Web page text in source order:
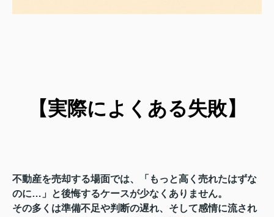
【実際によくある失敗】
不動産を売却する場面では、「もっと高く売れたはずな
のに…」と後悔するケースが少なくありません。
その多くは準備不足や判断の遅れ、そして感情に流され